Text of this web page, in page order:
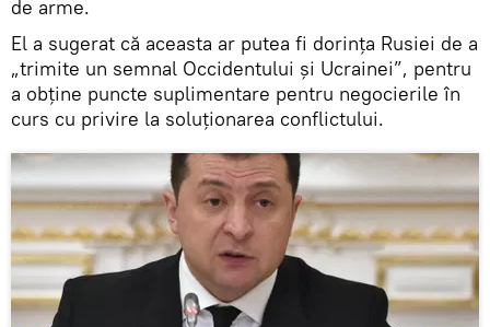
de arme.
El a sugerat că aceasta ar putea fi dorința Rusiei de a
„trimite un semnal Occidentului și Ucrainei”, pentru
a obține puncte suplimentare pentru negocierile în
curs cu privire la soluționarea conflictului.